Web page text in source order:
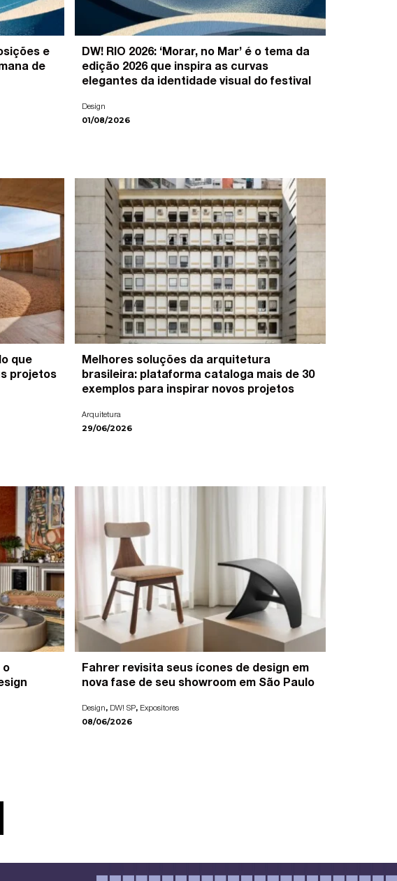
e
de
DW! RIO 2026: ‘Morar, no Mar’ é o tema da
edição 2026 que inspira as curvas
elegantes da identidade visual do festival
Design
01/08/2026
que
projetos
Melhores soluções da arquitetura
brasileira: plataforma cataloga mais de 30
exemplos para inspirar novos projetos
Arquitetura
29/06/2026
o
Fahrer revisita seus ícones de design em
nova fase de seu showroom em São Paulo
Design, DW! SP, Expositores
08/06/2026